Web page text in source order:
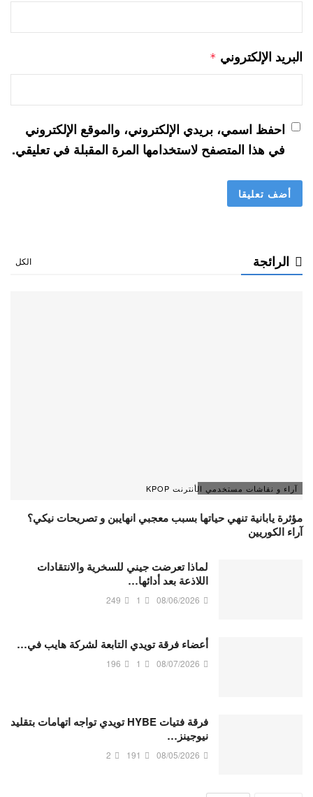
البريد الإلكتروني *
احفظ اسمي، بريدي الإلكتروني، والموقع الإلكتروني
في هذا المتصفح لاستخدامها المرة المقبلة في تعليقي.
الرائجة الكل
آراء و نقاشات مستخدمي الأنترنت KPOP
مؤثرة يابانية تنهي حياتها بسبب معجبي انهايبن و تصريحات نيكي؟
آراء الكوريين
لماذا تعرضت جيني للسخرية والانتقادات
اللاذعة بعد أدائها…
08/06/2026
1
249
أعضاء فرقة تويدي التابعة لشركة هايب في…
08/07/2026
1
196
فرقة فتيات HYBE تويدي تواجه اتهامات بتقليد
نيوجينز…
08/05/2026
191
2